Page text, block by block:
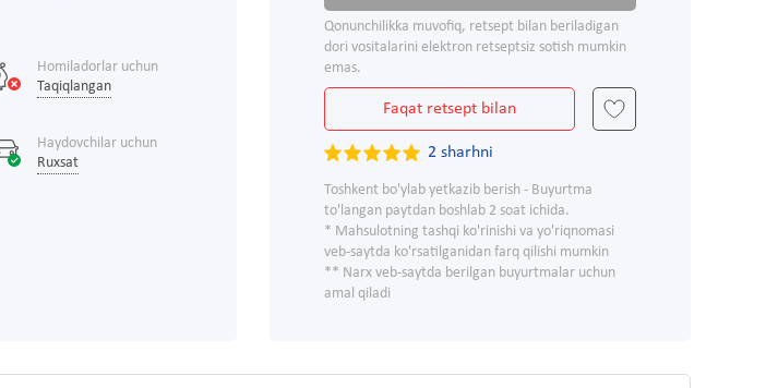
Homiladorlar uchun
Taqiqlangan
Haydovchilar uchun
Ruxsat
Qonunchilikka muvofiq, retsept bilan beriladigan
dori vositalarini elektron retseptsiz sotish mumkin
emas.
Faqat retsept bilan
2 sharhni
Toshkent bo'ylab yetkazib berish - Buyurtma
to'langan paytdan boshlab 2 soat ichida.
* Mahsulotning tashqi ko'rinishi va yo'riqnomasi
veb-saytda ko'rsatilganidan farq qilishi mumkin
** Narx veb-saytda berilgan buyurtmalar uchun
amal qiladi